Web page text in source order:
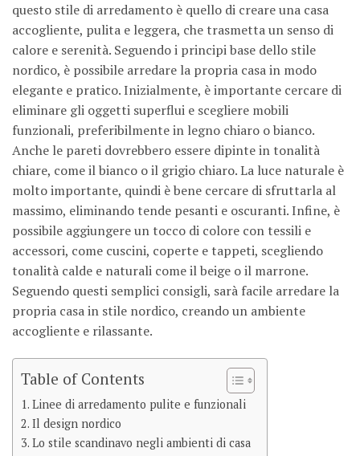
questo stile di arredamento è quello di creare una casa
accogliente, pulita e leggera, che trasmetta un senso di
calore e serenità. Seguendo i principi base dello stile
nordico, è possibile arredare la propria casa in modo
elegante e pratico. Inizialmente, è importante cercare di
eliminare gli oggetti superflui e scegliere mobili
funzionali, preferibilmente in legno chiaro o bianco.
Anche le pareti dovrebbero essere dipinte in tonalità
chiare, come il bianco o il grigio chiaro. La luce naturale è
molto importante, quindi è bene cercare di sfruttarla al
massimo, eliminando tende pesanti e oscuranti. Infine, è
possibile aggiungere un tocco di colore con tessili e
accessori, come cuscini, coperte e tappeti, scegliendo
tonalità calde e naturali come il beige o il marrone.
Seguendo questi semplici consigli, sarà facile arredare la
propria casa in stile nordico, creando un ambiente
accogliente e rilassante.
Table of Contents
Linee di arredamento pulite e funzionali
Il design nordico
Lo stile scandinavo negli ambienti di casa